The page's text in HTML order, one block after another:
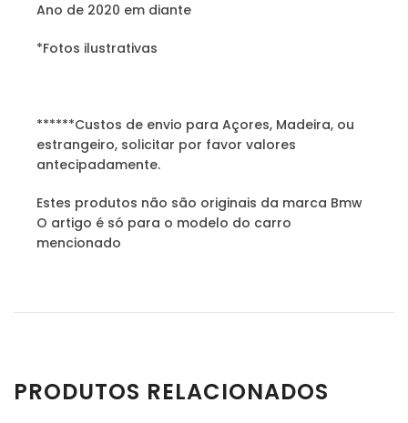
Ano de 2020 em diante
*Fotos ilustrativas
******Custos de envio para Açores, Madeira, ou
estrangeiro, solicitar por favor valores
antecipadamente.
Estes produtos não são originais da marca Bmw
O artigo é só para o modelo do carro
mencionado
PRODUTOS RELACIONADOS